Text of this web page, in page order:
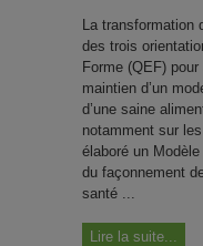
La transformation
des trois
Forme (QEF)
maintien d’un
d’une saine
notamment sur
élaboré un
du façonnement
santé ...
Lire la suite...